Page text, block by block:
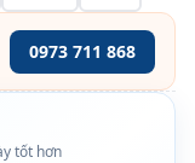
0973 711 868
tốt hơn